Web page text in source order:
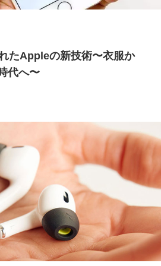
たAppleの新技術〜衣服か
代へ〜